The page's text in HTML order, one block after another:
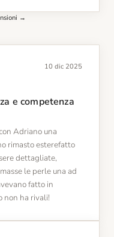
→
10 dic 2025
e competenza
Adriano una
rimasto esterefatto
dettagliate,
le perle una ad
fatto in
non ha rivali!